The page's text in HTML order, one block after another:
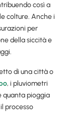
così a
colture. Anche i
per
della siccità e
di una città o
, i pluviometri
quanta pioggia
processo